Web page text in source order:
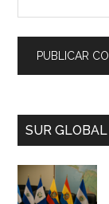
SUR GLOBAL